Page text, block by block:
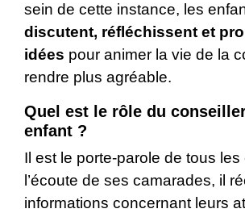
sein de cette instance, les
discutent, réfléchissent et
idées pour animer la vie de la
rendre plus agréable.
Quel est le rôle du
enfant ?
Il est le porte-parole de tous les
l’écoute de ses camarades, il
informations concernant leurs